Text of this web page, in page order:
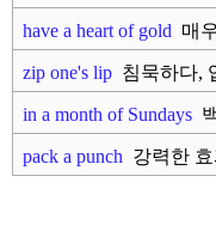
have a heart of gold 매
zip one's lip 침묵하다,
in a month of Sundays
pack a punch 강력한